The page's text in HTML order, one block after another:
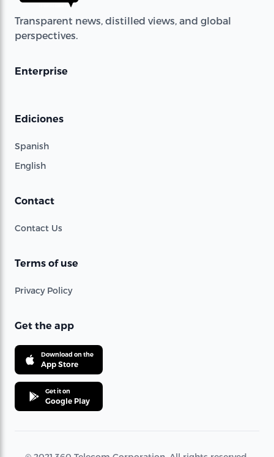
Transparent news, distilled views, and global
perspectives.
Enterprise
Ediciones
Spanish
English
Contact
Contact Us
Terms of use
Privacy Policy
Get the app
Download on the
App Store
Get it on
Google Play